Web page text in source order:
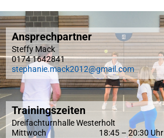
Ansprechpartner
Steffy Mack
0174 1642841
stephanie.mack2012@gmail.com
Trainingszeiten
Dreifachturnhalle Westerholt
Mittwoch
18:45 – 20:30 Uhr